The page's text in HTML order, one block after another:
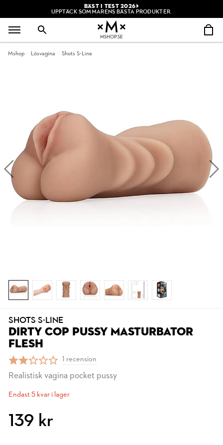
BÄST I TEST 2026
UPPTÄCK SOMMARENS BÄSTA PRODUKTER.
MSHOP.SE
Mshop Lösvagina Shots S-Line
SHOTS S-LINE
DIRTY COP PUSSY MASTURBATOR
FLESH
1 recension
Realistisk vagina pocket pussy
Endast 5 kvar i lager
139 kr